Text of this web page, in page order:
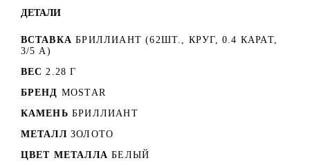
ДЕТАЛИ
ВСТАВКА БРИЛЛИАНТ (62ШТ., КРУГ, 0.4 КАРАТ,
3/5 А)
ВЕС 2.28 Г
БРЕНД MOSTAR
КАМЕНЬ БРИЛЛИАНТ
МЕТАЛЛ ЗОЛОТО
ЦВЕТ МЕТАЛЛА БЕЛЫЙ